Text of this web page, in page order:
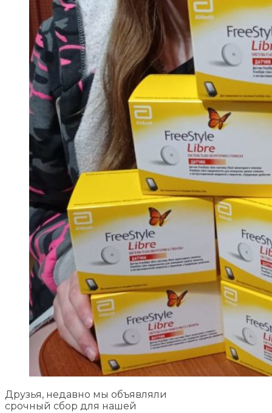
Друзья, недавно мы объявляли
срочный сбор для нашей